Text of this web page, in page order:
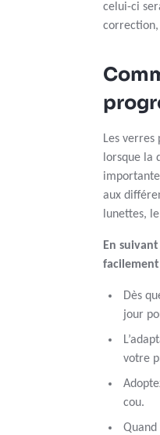
celui-ci
correction,
Les verres
lorsque la
aux
lunettes,
En
Dès
jour
votre
cou.
Quand